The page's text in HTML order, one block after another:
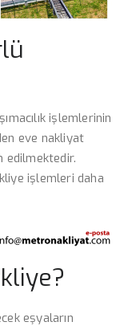
işlemlerinin
eve nakliyat
edilmektedir.
işlemleri daha
eşyaların